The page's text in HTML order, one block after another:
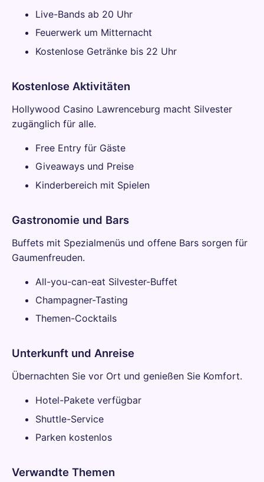
Live-Bands ab 20 Uhr
Feuerwerk um Mitternacht
Kostenlose Getränke bis 22 Uhr
Kostenlose Aktivitäten
Hollywood Casino Lawrenceburg macht Silvester
zugänglich für alle.
Free Entry für Gäste
Giveaways und Preise
Kinderbereich mit Spielen
Gastronomie und Bars
Buffets mit Spezialmenüs und offene Bars sorgen für
Gaumenfreuden.
All-you-can-eat Silvester-Buffet
Champagner-Tasting
Themen-Cocktails
Unterkunft und Anreise
Übernachten Sie vor Ort und genießen Sie Komfort.
Hotel-Pakete verfügbar
Shuttle-Service
Parken kostenlos
Verwandte Themen